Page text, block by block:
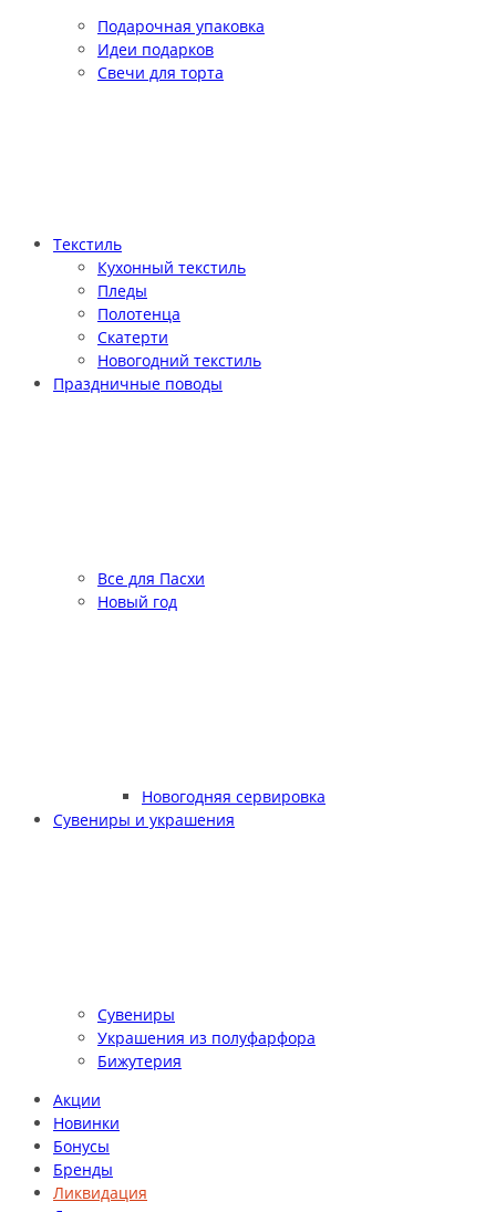
Подарочная упаковка
Идеи подарков
Свечи для торта
Текстиль
Кухонный текстиль
Пледы
Полотенца
Скатерти
Новогодний текстиль
Праздничные поводы
Все для Пасхи
Новый год
Новогодняя сервировка
Сувениры и украшения
Сувениры
Украшения из полуфарфора
Бижутерия
Акции
Новинки
Бонусы
Бренды
Ликвидация